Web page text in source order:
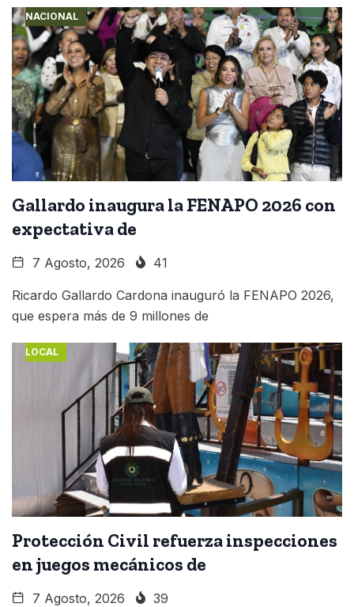
NACIONAL
Gallardo inaugura la FENAPO 2026 con
expectativa de
7 Agosto, 2026 41
Ricardo Gallardo Cardona inauguró la FENAPO 2026,
que espera más de 9 millones de
LOCAL
Protección Civil refuerza inspecciones
en juegos mecánicos de
7 Agosto, 2026 39